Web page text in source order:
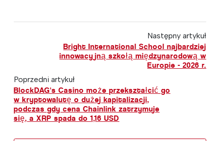
Następny artykuł
Bright International School najbardziej
innowacyjną szkołą międzynarodową w
Europie - 2026 r.
Poprzedni artykuł
BlockDAG's Casino może przekształcić go
w kryptowalutę o dużej kapitalizacji,
podczas gdy cena Chainlink zatrzymuje
się, a XRP spada do 1,16 USD